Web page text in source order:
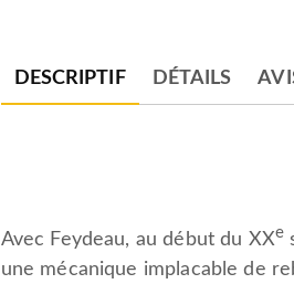
DESCRIPTIF DÉTAILS
Avec Feydeau, au début du XXe
une mécanique implacable de